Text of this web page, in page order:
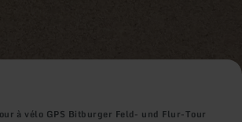
à vélo GPS Bitburger Feld- und Flur-Tour